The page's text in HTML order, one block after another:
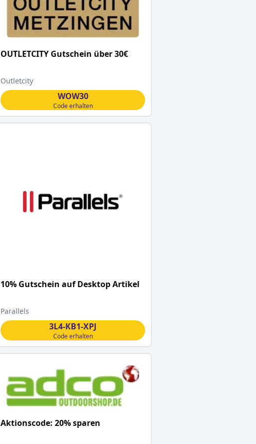
OUTLETCITY Gutschein über 30€
Outletcity
WOW30
Code erhalten
10% Gutschein auf Desktop Artikel
Parallels
3L4-KB1-XPJ
Code erhalten
Aktionscode: 20% sparen